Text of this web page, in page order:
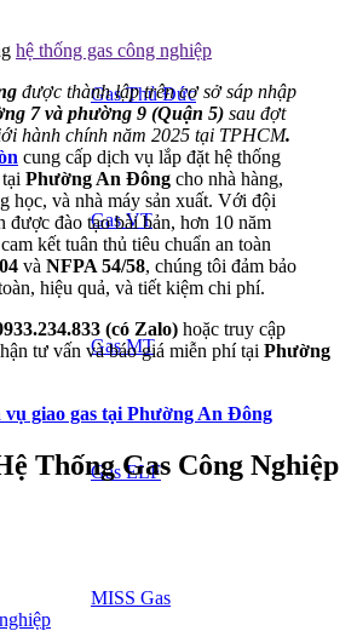
Gas Thủ Đức
Gas VT
Gas MT
Gas ELF
MISS Gas
hệ thống gas công nghiệp
được thành lập trên cơ sở sáp nhập
7 và phường 9 (Quận 5) sau đợt
hành chính năm 2025 tại TPHCM.
cung cấp dịch vụ lắp đặt hệ thống
tại Phường An Đông cho nhà hàng,
học, và nhà máy sản xuất. Với đội
được đào tạo bài bản, hơn 10 năm
kết tuân thủ tiêu chuẩn an toàn
và NFPA 54/58, chúng tôi đảm bảo
hiệu quả, và tiết kiệm chi phí.
(có Zalo) hoặc truy cập
tư vấn và báo giá miễn phí tại Phường
vụ giao gas tại Phường An Đông
Thống Gas Công Nghiệp